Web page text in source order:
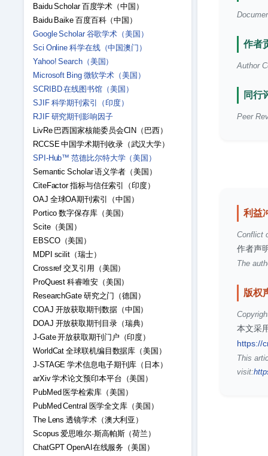
Baidu Scholar 百度学术（中国）
Baidu Baike 百度百科（中国）
Google Scholar 谷歌学术（美国）
Sci Online 科学在线（中国澳门）
Yahoo! Search（美国）
Microsoft Bing 微软学术（美国）
SCRIBD 在线图书馆（美国）
SJIF 科学期刊索引（印度）
RJIF 研究期刊影响因子
LivRe 巴西国家核能委员会CIN（巴西）
RCCSE 中国学术期刊收录（武汉大学）
SPI-Hub™ 范德比尔特大学（美国）
Semantic Scholar 语义学者（美国）
CiteFactor 指标与信任索引（印度）
OAJ 全球OA期刊索引（中国）
Portico 数字保存库（美国）
Scite（美国）
EBSCO（美国）
MDPI scilit（瑞士）
Crossref 交叉引用（美国）
ProQuest 科睿唯安（美国）
ResearchGate 研究之门（德国）
COAJ 开放获取期刊数据（中国）
DOAJ 开放获取期刊目录（瑞典）
J-Gate 开放获取期刊门户（印度）
WorldCat 全球联机编目数据库（美国）
J-STAGE 学术信息电子期刊库（日本）
arXiv 学术论文预印本平台（美国）
PubMed 医学检索库（美国）
PubMed Central 医学全文库（美国）
The Lens 透镜学术（澳大利亚）
Scopus 爱思唯尔·斯高帕斯（荷兰）
ChatGPT OpenAI在线服务（美国）
作者
Author
同行
Peer
利益
Conflict
作者声
The
版权
本文采
https://
This
visit: